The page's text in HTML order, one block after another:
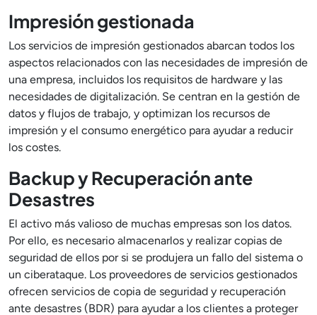
Impresión gestionada
Los servicios de impresión gestionados abarcan todos los
aspectos relacionados con las necesidades de impresión de
una empresa, incluidos los requisitos de hardware y las
necesidades de digitalización. Se centran en la gestión de
datos y flujos de trabajo, y optimizan los recursos de
impresión y el consumo energético para ayudar a reducir
los costes.
Backup y Recuperación ante
Desastres
El activo más valioso de muchas empresas son los datos.
Por ello, es necesario almacenarlos y realizar copias de
seguridad de ellos por si se produjera un fallo del sistema o
un ciberataque. Los proveedores de servicios gestionados
ofrecen servicios de copia de seguridad y recuperación
ante desastres (BDR) para ayudar a los clientes a proteger